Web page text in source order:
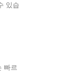
있습
빠르